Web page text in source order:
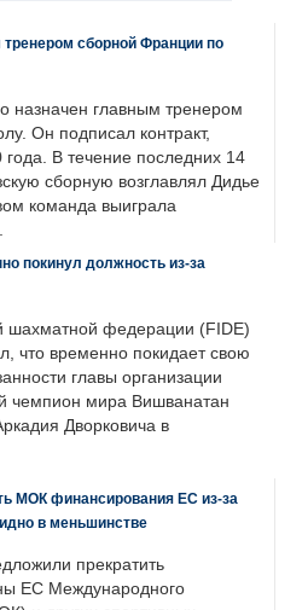
сборной Франции по
назначен главным тренером
Он подписал контракт,
года. В течение последних 14
сборную возглавлял Дидье
команда выиграла
покинул должность из-за
шахматной федерации (FIDE)
что временно покидает свою
главы организации
чемпион мира Вишванатан
Дворковича в
МОК финансирования ЕС из-за
в меньшинстве
прекратить
ЕС Международного